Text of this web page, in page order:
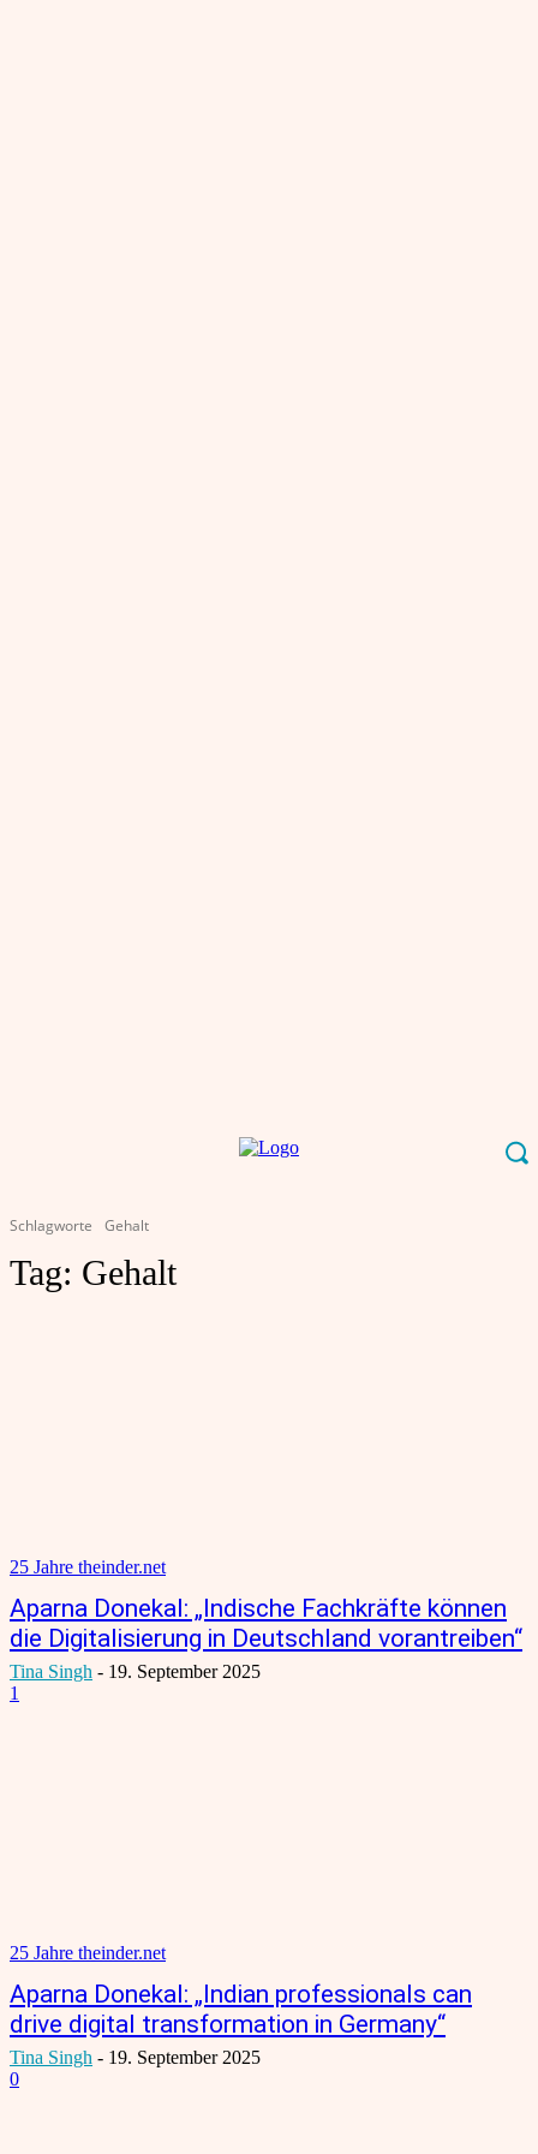
Schlagworte Gehalt
Tag: Gehalt
25 Jahre theinder.net
Aparna Donekal: „Indische Fachkräfte können
die Digitalisierung in Deutschland vorantreiben“
Tina Singh - 19. September 2025
1
25 Jahre theinder.net
Aparna Donekal: „Indian professionals can
drive digital transformation in Germany“
Tina Singh - 19. September 2025
0